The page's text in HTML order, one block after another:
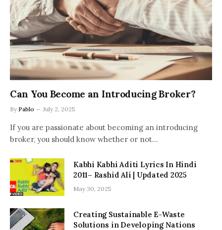
Can You Become an Introducing Broker?
By Pablo July 2, 2025
If you are passionate about becoming an introducing
broker, you should know whether or not…
Kabhi Kabhi Aditi Lyrics In Hindi
2011– Rashid Ali | Updated 2025
May 30, 2025
Creating Sustainable E-Waste
Solutions in Developing Nations